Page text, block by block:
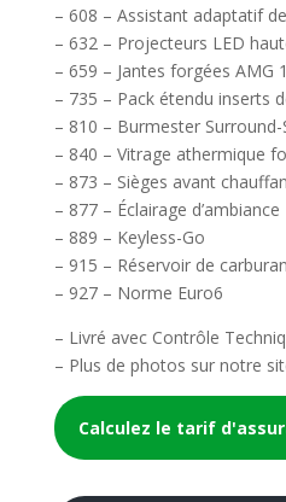
– 608 – Assistant adaptatif
– 632 – Projecteurs LED
– 659 – Jantes forgées AMG
– 735 – Pack étendu inserts
– 810 – Burmester
– 840 – Vitrage athermique
– 873 – Sièges avant
– 877 – Éclairage d’ambiance
– 889 – Keyless-Go
– 915 – Réservoir de
– 927 – Norme Euro6
– Livré avec Contrôle
– Plus de photos sur notre
Calculez le tarif